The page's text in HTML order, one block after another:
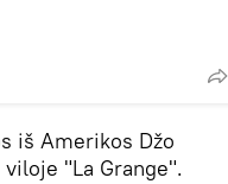
iš Amerikos Džo
"La Grange".